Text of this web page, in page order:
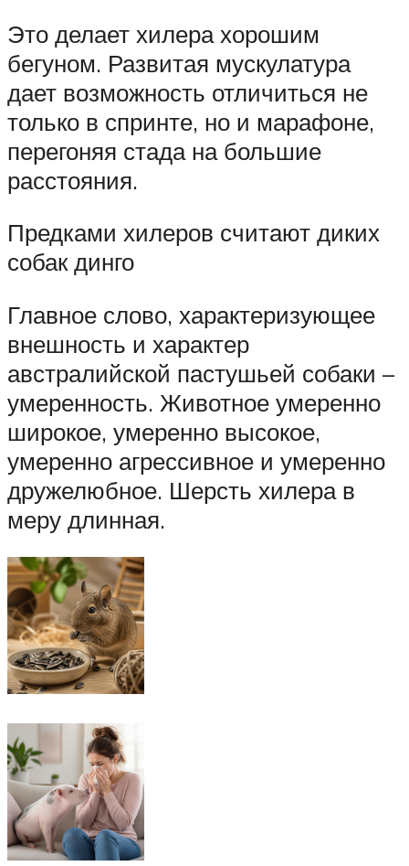
Это делает хилера хорошим
бегуном. Развитая мускулатура
дает возможность отличиться не
только в спринте, но и марафоне,
перегоняя стада на большие
расстояния.
Предками хилеров считают диких
собак динго
Главное слово, характеризующее
внешность и характер
австралийской пастушьей собаки –
умеренность. Животное умеренно
широкое, умеренно высокое,
умеренно агрессивное и умеренно
дружелюбное. Шерсть хилера в
меру длинная.